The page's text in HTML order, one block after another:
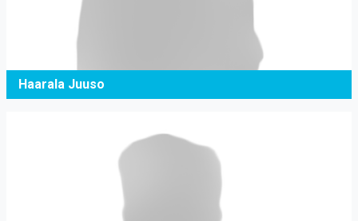
Haarala Juuso